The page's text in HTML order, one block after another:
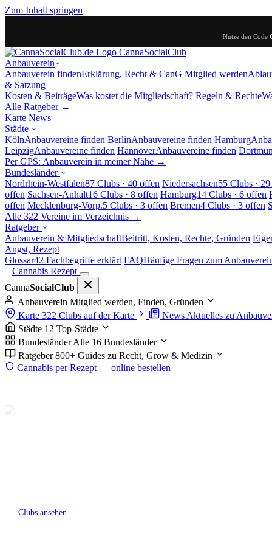
Zum Inhalt springen
Nutze den Code
CannaSocialClub
Anbauverein
Anbauverein findenErklärung, Recht & CanG Mitglied werden
& Satzung
Kosten & BeiträgeWas kostet die Mitgliedschaft? Regeln & Rechte
Alle Ratgeber →
Karte News
Städte
KölnAnbauvereine finden BerlinAnbauvereine finden Hamburg
LeipzigAnbauvereine finden HannoverAnbauvereine finden
Per GPS: Anbauverein in meiner Nähe →
Bundesländer
Nordrhein-Westfalen87 Clubs · 40 offen Niedersachsen55 Clubs ·
offen Sachsen-Anhalt16 Clubs · 8 offen Hamburg14 Clubs · 6 offen
offen Mecklenburg-Vorp.5 Clubs · 3 offen Bremen4 Clubs · 3 offen
Alle 322 Vereine im Verzeichnis →
Ratgeber
Anbauverein & MitgliedschaftBeitritt, Kosten, Rechte, Gründen
Angst, Rezept
Glossar42 Fachbegriffe erklärt FAQHäufige Fragen zum
Cannabis Rezept
CannaSocialClub
Anbauverein Mitglied werden, Finden, Gründen
Karte 322 Clubs auf der Karte News Aktuelles zu
Städte 12 Top-Städte
Bundesländer Alle 16 Bundesländer
Ratgeber 800+ Guides zu Recht, Grow & Medizin
Cannabis per Rezept — online bestellen
Start
Clubs ansehen